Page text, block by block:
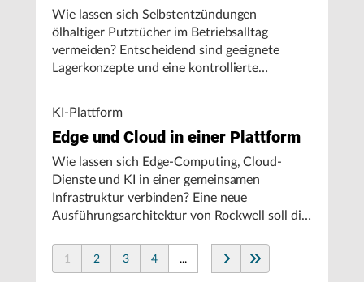
Wie lassen sich Selbstentzündungen
ölhaltiger Putztücher im Betriebsalltag
vermeiden? Entscheidend sind geeignete
Lagerkonzepte und eine kontrollierte
KI-Plattform
Edge und Cloud in einer Plattform
Wie lassen sich Edge-Computing, Cloud-
Dienste und KI in einer gemeinsamen
Infrastruktur verbinden? Eine neue
Ausführungsarchitektur von Rockwell soll die
vereinfachen und den autonomen
Fertigungsbetrieb unterstützen.
1 2 3 4 ...